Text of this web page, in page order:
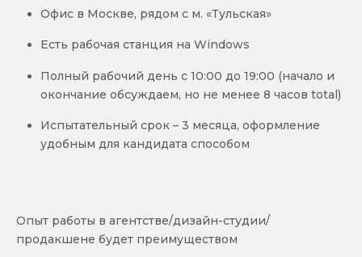
Офис в Москве, рядом с м. «Тульская»
Есть рабочая станция на Windows
Полный рабочий день с 10:00 до 19:00 (начало и
окончание обсуждаем, но не менее 8 часов total)
Испытательный срок – 3 месяца, оформление
удобным для кандидата способом
Опыт работы в агентстве/дизайн-студии/
продакшене будет преимуществом